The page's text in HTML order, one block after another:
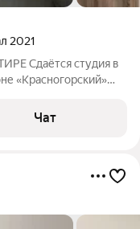
2021
Сдаётся студия в
«Красногорский»
гарнитур,
Чат